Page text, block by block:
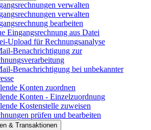
verwalten
verwalten
bearbeiten
Eingangsrechnung aus Datei
Upload für Rechnungsanalyse
Benachrichtigung zur
Benachrichtigung bei unbekannter
Konten zuordnen
Konten - Einzelzuordnung
Kostenstelle zuweisen
prüfen und bearbeiten
& Transaktionen